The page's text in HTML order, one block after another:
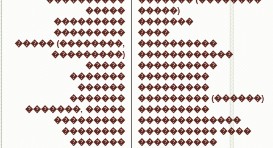
�����
���������
���������
����� (��������,
���������)
�����
�������
������
�������
�������, �����
���������
��������
�������
�����)
�������
����
����������
������������
����������
���������
���������
��������� (������)
���������
�������������
���������� ����
����������